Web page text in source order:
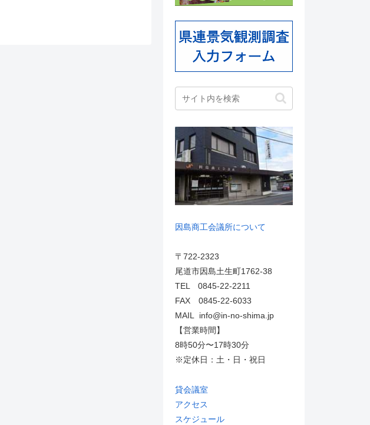
因島商工会議所について
〒722-2323
尾道市因島土生町1762-38
TEL 0845-22-2211
FAX 0845-22-6033
MAIL info@in-no-shima.jp
【営業時間】
8時50分〜17時30分
※定休日：土・日・祝日
貸会議室
アクセス
スケジュール